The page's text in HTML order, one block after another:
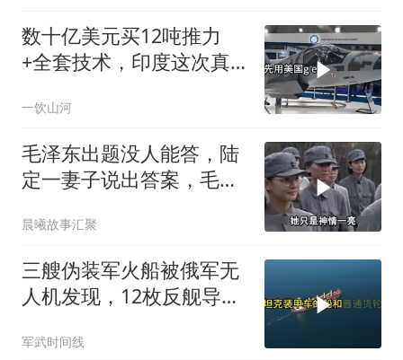
数十亿美元买12吨推力
+全套技术，印度这次真
一饮山河
毛泽东出题没人能答，陆
定一妻子说出答案，毛主
晨曦故事汇聚
三艘伪装军火船被俄军无
人机发现，12枚反舰导弹
遭重锤
军武时间线